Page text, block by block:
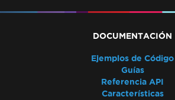
DOCUMENTACIÓN
Ejemplos de Código
Guías
Referencia API
Características